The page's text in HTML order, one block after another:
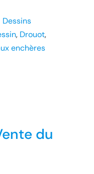
Dessins
, Drouot,
enchères
du